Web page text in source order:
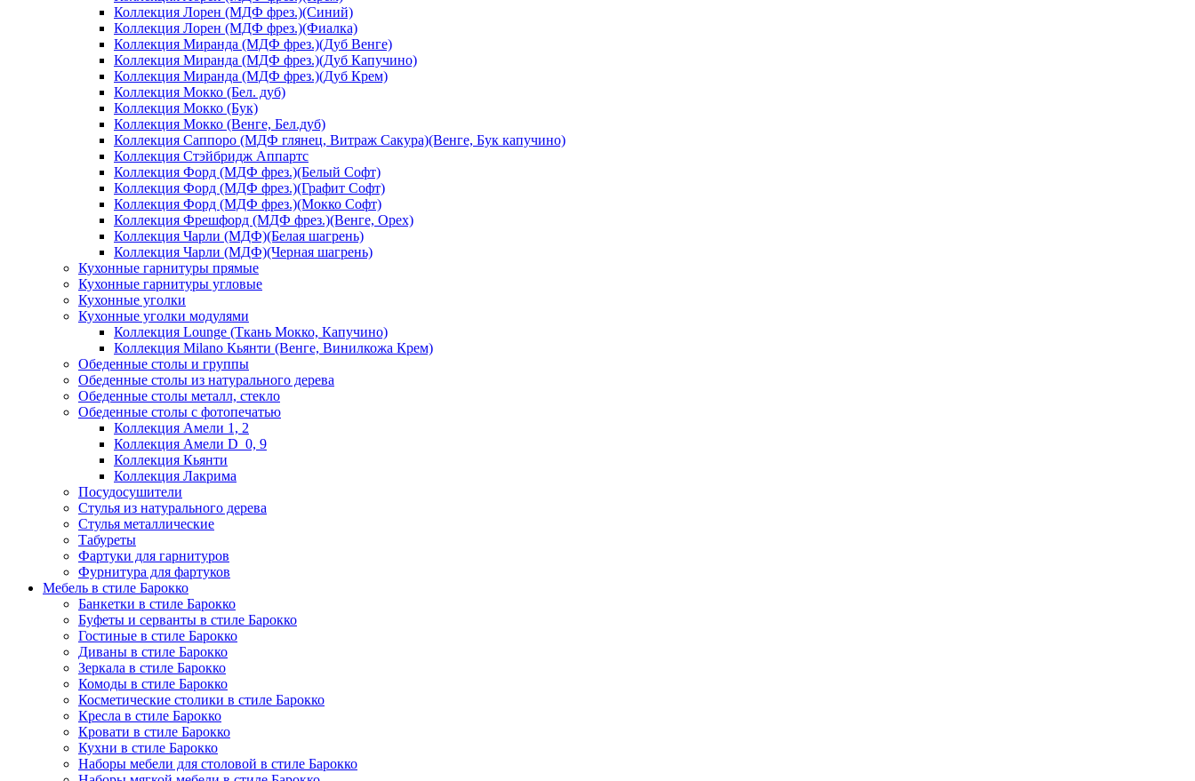
Коллекция Лорен (МДФ фрез.)(Синий)
Коллекция Лорен (МДФ фрез.)(Фиалка)
Коллекция Миранда (МДФ фрез.)(Дуб Венге)
Коллекция Миранда (МДФ фрез.)(Дуб Капучино)
Коллекция Миранда (МДФ фрез.)(Дуб Крем)
Коллекция Мокко (Бел. дуб)
Коллекция Мокко (Бук)
Коллекция Мокко (Венге, Бел.дуб)
Коллекция Саппоро (МДФ глянец, Витраж Сакура)(Венге, Бук капучино)
Коллекция Стэйбридж Аппартс
Коллекция Форд (МДФ фрез.)(Белый Софт)
Коллекция Форд (МДФ фрез.)(Графит Софт)
Коллекция Форд (МДФ фрез.)(Мокко Софт)
Коллекция Фрешфорд (МДФ фрез.)(Венге, Орех)
Коллекция Чарли (МДФ)(Белая шагрень)
Коллекция Чарли (МДФ)(Черная шагрень)
Кухонные гарнитуры прямые
Кухонные гарнитуры угловые
Кухонные уголки
Кухонные уголки модулями
Коллекция Lounge (Ткань Мокко, Капучино)
Коллекция Milano Кьянти (Венге, Винилкожа Крем)
Обеденные столы и группы
Обеденные столы из натурального дерева
Обеденные столы металл, стекло
Обеденные столы с фотопечатью
Коллекция Амели 1, 2
Коллекция Амели D_0, 9
Коллекция Кьянти
Коллекция Лакрима
Посудосушители
Стулья из натурального дерева
Стулья металлические
Табуреты
Фартуки для гарнитуров
Фурнитура для фартуков
Мебель в стиле Барокко
Банкетки в стиле Барокко
Буфеты и серванты в стиле Барокко
Гостиные в стиле Барокко
Диваны в стиле Барокко
Зеркала в стиле Барокко
Комоды в стиле Барокко
Косметические столики в стиле Барокко
Кресла в стиле Барокко
Кровати в стиле Барокко
Кухни в стиле Барокко
Наборы мебели для столовой в стиле Барокко